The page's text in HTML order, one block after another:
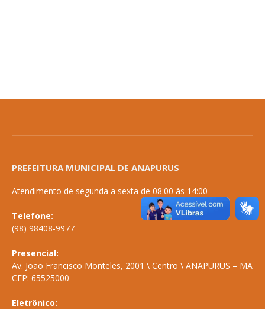
PREFEITURA MUNICIPAL DE ANAPURUS
Atendimento de segunda a sexta de 08:00 às 14:00
Telefone:
(98) 98408-9977
Presencial:
Av. João Francisco Monteles, 2001 \ Centro \ ANAPURUS – MA
CEP: 65525000
Eletrônico: